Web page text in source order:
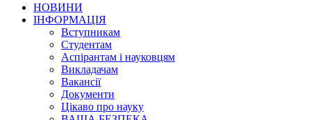
НОВИНИ
ІНФОРМАЦІЯ
Вступникам
Студентам
Аспірантам і науковцям
Викладачам
Вакансії
Документи
Цікаво про науку